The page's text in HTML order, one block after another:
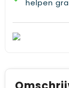
helpen